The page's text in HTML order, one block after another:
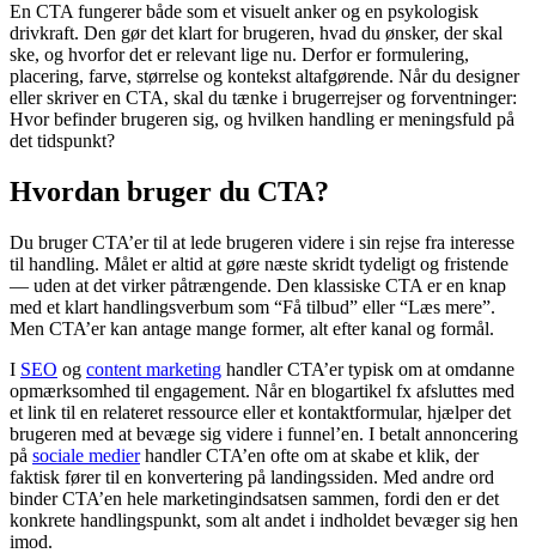
En CTA fungerer både som et visuelt anker og en psykologisk
drivkraft. Den gør det klart for brugeren, hvad du ønsker, der skal
ske, og hvorfor det er relevant lige nu. Derfor er formulering,
placering, farve, størrelse og kontekst altafgørende. Når du designer
eller skriver en CTA, skal du tænke i brugerrejser og forventninger:
Hvor befinder brugeren sig, og hvilken handling er meningsfuld på
det tidspunkt?
Hvordan bruger du CTA?
Du bruger CTA’er til at lede brugeren videre i sin rejse fra interesse
til handling. Målet er altid at gøre næste skridt tydeligt og fristende
— uden at det virker påtrængende. Den klassiske CTA er en knap
med et klart handlingsverbum som “Få tilbud” eller “Læs mere”.
Men CTA’er kan antage mange former, alt efter kanal og formål.
I SEO og content marketing handler CTA’er typisk om at omdanne
opmærksomhed til engagement. Når en blogartikel fx afsluttes med
et link til en relateret ressource eller et kontaktformular, hjælper det
brugeren med at bevæge sig videre i funnel’en. I betalt annoncering
på sociale medierhandler CTA’en ofte om at skabe et klik, der
faktisk fører til en konvertering på landingssiden. Med andre ord
binder CTA’en hele marketingindsatsen sammen, fordi den er det
konkrete handlingspunkt, som alt andet i indholdet bevæger sig hen
imod.